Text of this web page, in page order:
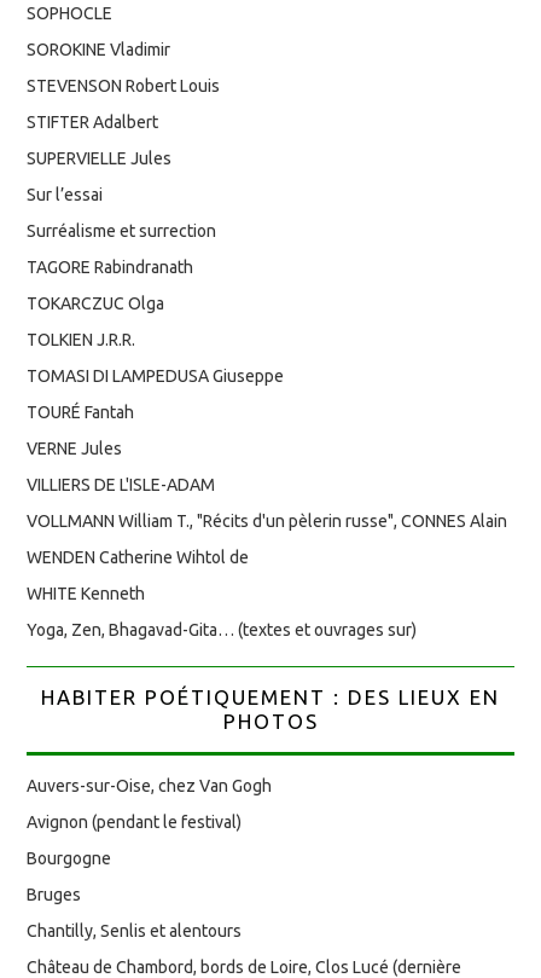
SOPHOCLE
SOROKINE Vladimir
STEVENSON Robert Louis
STIFTER Adalbert
SUPERVIELLE Jules
Sur l’essai
Surréalisme et surrection
TAGORE Rabindranath
TOKARCZUC Olga
TOLKIEN J.R.R.
TOMASI DI LAMPEDUSA Giuseppe
TOURÉ Fantah
VERNE Jules
VILLIERS DE L'ISLE-ADAM
VOLLMANN William T., "Récits d'un pèlerin russe", CONNES Alain
WENDEN Catherine Wihtol de
WHITE Kenneth
Yoga, Zen, Bhagavad-Gita… (textes et ouvrages sur)
HABITER POÉTIQUEMENT : DES LIEUX EN
PHOTOS
Auvers-sur-Oise, chez Van Gogh
Avignon (pendant le festival)
Bourgogne
Bruges
Chantilly, Senlis et alentours
Château de Chambord, bords de Loire, Clos Lucé (dernière